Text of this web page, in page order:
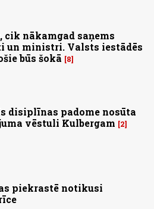
cik nākamgad saņems
un ministri. Valsts iestādēs
būs šokā
8
disiplīnas padome nosūta
vēstuli Kulbergam
2
piekrastē notikusi